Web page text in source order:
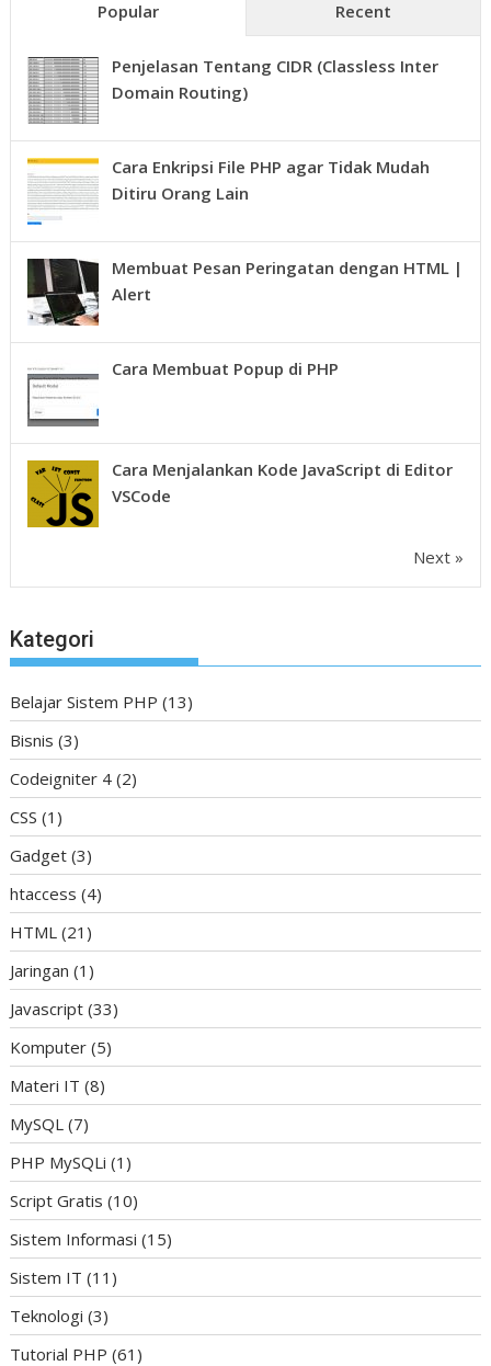
Popular Recent
Penjelasan Tentang CIDR (Classless Inter
Domain Routing)
Cara Enkripsi File PHP agar Tidak Mudah
Ditiru Orang Lain
Membuat Pesan Peringatan dengan HTML |
Alert
Cara Membuat Popup di PHP
Cara Menjalankan Kode JavaScript di Editor
VSCode
Next »
Kategori
Belajar Sistem PHP (13)
Bisnis (3)
Codeigniter 4 (2)
CSS (1)
Gadget (3)
htaccess (4)
HTML (21)
Jaringan (1)
Javascript (33)
Komputer (5)
Materi IT (8)
MySQL (7)
PHP MySQLi (1)
Script Gratis (10)
Sistem Informasi (15)
Sistem IT (11)
Teknologi (3)
Tutorial PHP (61)